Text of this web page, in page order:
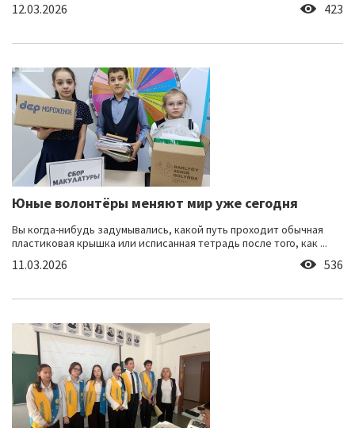
12.03.2026 423
Юные волонтёры меняют мир уже сегодня
Вы когда-нибудь задумывались, какой путь проходит обычная
пластиковая крышка или исписанная тетрадь после того, как ...
11.03.2026 536